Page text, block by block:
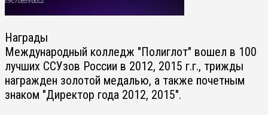
Награды
Международный колледж "Полиглот" вошел в 100
лучших ССУзов России в 2012, 2015 г.г., трижды
награжден золотой медалью, а также почетным
знаком "Директор года 2012, 2015".